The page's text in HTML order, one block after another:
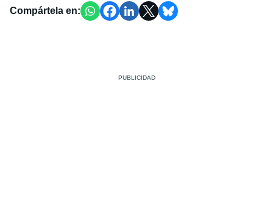
Compártela en: